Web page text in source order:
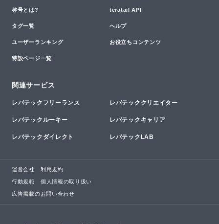
称号とは? teratail API
タグ一覧 ヘルプ
ユーザーランキング お役立ちコンテンツ
特設ページ一覧
関連サービス
レバテックフリーランス レバテッククリエイター
レバテックルーキー レバテックキャリア
レバテックダイレクト レバテックLAB
運営会社 利用規約
行動規範 個人情報の取り扱い
広告掲載のお問い合わせ